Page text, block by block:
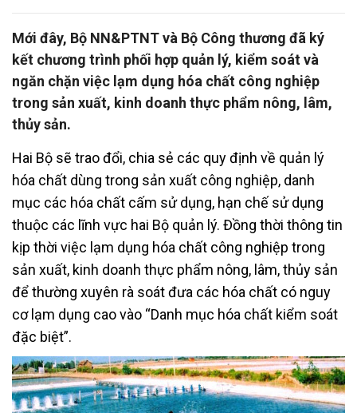
Mới đây, Bộ NN&PTNT và Bộ Công thương đã ký
kết chương trình phối hợp quản lý, kiểm soát và
ngăn chặn việc lạm dụng hóa chất công nghiệp
trong sản xuất, kinh doanh thực phẩm nông, lâm,
thủy sản.
Hai Bộ sẽ trao đổi, chia sẻ các quy định về quản lý
hóa chất dùng trong sản xuất công nghiệp, danh
mục các hóa chất cấm sử dụng, hạn chế sử dụng
thuộc các lĩnh vực hai Bộ quản lý. Đồng thời thông tin
kịp thời việc lạm dụng hóa chất công nghiệp trong
sản xuất, kinh doanh thực phẩm nông, lâm, thủy sản
để thường xuyên rà soát đưa các hóa chất có nguy
cơ lạm dụng cao vào “Danh mục hóa chất kiểm soát
đặc biệt”.